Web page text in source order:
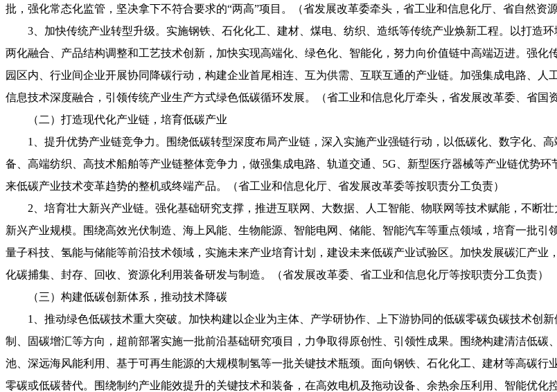
批，强化常态化监管，坚决拿下不符合要求的“两高”项目。（省发展改革委牵头，省工业和信息化厅、省自然资
3、加快传统产业转型升级。实施钢铁、石化化工、建材、煤电、纺织、造纸等传统产业焕新工程。以打造
两化融合、产品结构调整和工艺技术创新，加快实现高端化、绿色化、智能化，努力向价值链中高端迈进。强化
园区内、行业间企业开展协同降碳行动，构建企业首尾相连、互为供需、互联互通的产业链。加强集成电路、
信息技术深度融合，引领传统产业生产方式绿色低碳循环发展。（省工业和信息化厅牵头，省发展改革委、省国
（二）打造现代化产业链，培育低碳产业
1、提升优势产业链竞争力。围绕低碳转型深度布局产业链，深入实施产业强链行动，以低碳化、数字化、
备、高端纺织、高技术船舶等产业链整体竞争力，做强集成电路、轨道交通、5G、新型医疗器械等产业链优势
来低碳产业技术变革趋势的整机或终端产品。（省工业和信息化厅、省发展改革委等按职责分工负责）
2、培育壮大新兴产业链。强化基础研究支撑，推进互联网、大数据、人工智能、物联网等技术赋能，不断
新兴产业规模。围绕高效光伏制造、海上风能、生物能源、智能电网、储能、智能汽车等重点领域，培育一批引
量子科技、氢能与储能等前沿技术领域，实施未来产业培育计划，建设未来低碳产业试验区。加快发展碳汇产
化碳捕集、封存、回收、资源化利用装备研发与制造。（省发展改革委、省工业和信息化厅等按职责分工负责）
（三）构建低碳创新体系，推动技术降碳
1、推动绿色低碳技术重大突破。加快构建以企业为主体、产学研协作、上下游协同的低碳零碳负碳技术创
制、固碳增汇等方向，超前部署实施一批前沿基础研究项目，力争取得原创性、引领性成果。围绕构建清洁低
池、深远海风能利用、基于可再生能源的大规模制氢等一批关键技术瓶颈。面向钢铁、石化化工、建材等高碳
零碳或低碳替代。围绕制约产业能效提升的关键技术和装备，在高效电机及拖动设备、余热余压利用、智能优